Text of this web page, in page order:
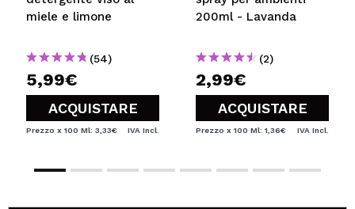
miele e limone
(54)
5,99€
ACQUISTARE
Prezzo x 100 Ml: 3,33€ IVA Incl.
200ml - Lavanda
(2)
2,99€
ACQUISTARE
Prezzo x 100 Ml: 1,36€ IVA Incl.